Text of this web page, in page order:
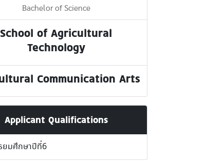
Bachelor of Science
School of Agricultural
Technology
Communication Arts
Applicant Qualifications
มศึกษาปีที่6